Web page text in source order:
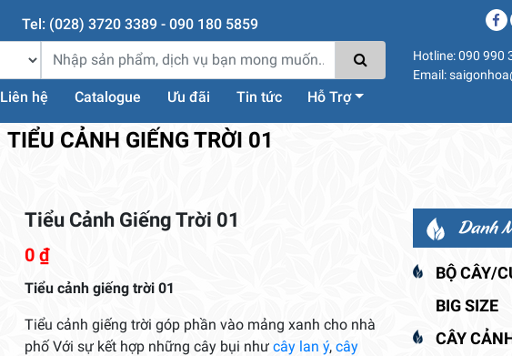
Tel: (028) 3720 3389 - 090 180 5859
Liên hệ Catalogue Ưu đãi Tin tức Hỗ Trợ
Hotline: 090 990
Email:
TIỂU CẢNH GIẾNG TRỜI 01
Tiểu Cảnh Giếng Trời 01
0 ₫
Tiểu cảnh giếng trời 01
Tiểu cảnh giếng trời góp phần vào mảng xanh cho nhà
phố Với sự kết hợp những cây bụi như cây lan ý, cây
Danh
BỘ CÂY/
BIG SIZE
CÂY